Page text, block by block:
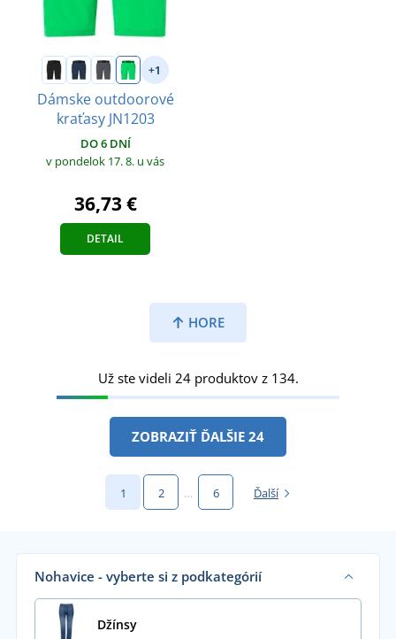
+1
Dámske outdoorové
kraťasy JN1203
DO 6 DNÍ
v pondelok 17. 8. u vás
36,73 €
DETAIL
HORE
Už ste videli 24 produktov z 134.
ZOBRAZIŤ ĎALŠIE 24
1 2 … 6 Ďalší
Nohavice - vyberte si z podkategórií
Džínsy